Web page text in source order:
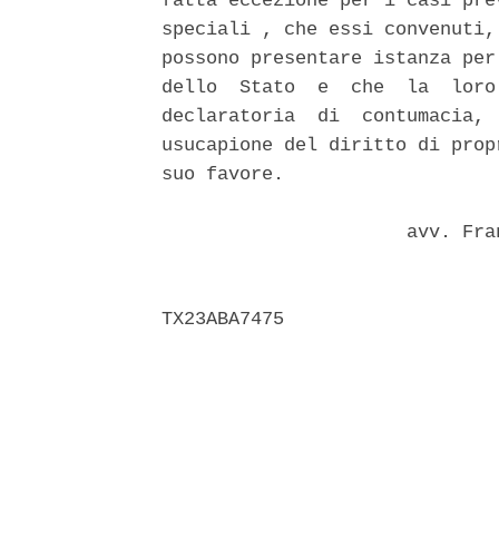
speciali , che essi
possono presentare istanza
dello  Stato  e  che  la  loro
declaratoria  di
usucapione del diritto di
suo favore.
avv.